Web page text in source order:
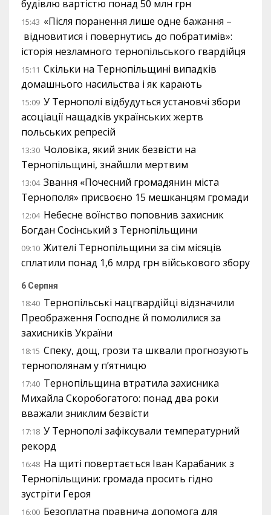
будівлю вартістю понад 50 млн грн
15:43 «Після поранення лише одне бажання –
відновитися і повернутись до побратимів»:
історія незламного тернопільського гвардійця
15:11 Скільки на Тернопільщині випадків
домашнього насильства і як карають
15:09 У Тернополі відбудуться установчі збори
асоціації нащадків українських жертв
польських репресій
13:30 Чоловіка, який зник безвісти на
Тернопільщині, знайшли мертвим
13:04 Звання «Почесний громадянин міста
Тернополя» присвоєно 15 мешканцям громади
12:04 Небесне воїнство поповнив захисник
Богдан Сосінський з Тернопільщини
09:10 Жителі Тернопільщини за сім місяців
сплатили понад 1,6 млрд грн військового збору
6 Серпня
18:40 Тернопільські нацгвардійці відзначили
Преображення Господнє й помолилися за
захисників України
18:15 Спеку, дощ, грози та шквали прогнозують
тернополянам у п’ятницю
17:40 Тернопільщина втратила захисника
Михайла Скоробогатого: понад два роки
вважали зниклим безвісти
17:18 У Тернополі зафіксували температурний
рекорд
16:48 На щиті повертається Іван Карабаник з
Тернопільщини: громада просить гідно
зустріти Героя
16:00 Безоплатна правнича допомога для